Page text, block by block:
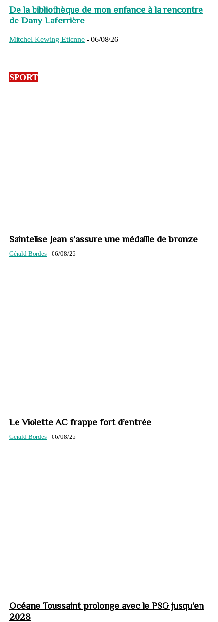
De la bibliothèque de mon enfance à la rencontre
de Dany Laferrière
Mitchel Kewing Etienne - 06/08/26
SPORT
Saintelise Jean s’assure une médaille de bronze
Gérald Bordes - 06/08/26
Le Violette AC frappe fort d’entrée
Gérald Bordes - 06/08/26
Océane Toussaint prolonge avec le PSG jusqu’en
2028